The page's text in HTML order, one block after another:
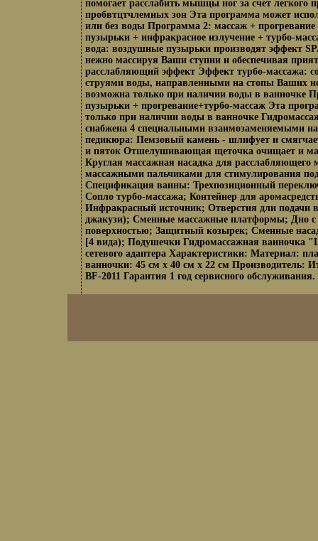
помогает расслабить мышцы ног за счет легкого
пробвтцтчлемных зон Эта программа может
или без воды Программа 2: массаж +
пузырьки + инфракрасное излучение + турбо-
вода: воздушные пузырьки производят эффект
нежно массируя Ваши ступни и обеспечивая
расслабляющий эффект Эффект турбо-массажа:
струями воды, направленными на стопы Ваших
возможна только при наличии воды в ванночке
пузырьки + прогревание+турбо-массаж Эта
только при наличии воды в ванночке
снабжена 4 специальными взаимозаменяемыми
педикюра: Пемзовый камень - шлифует и
и пяток Отшелушивающая щеточка очищает и
Круглая массажная насадка для расслабляющего
массажными пальчиками для стимулирования
Спецификация ванны: Трехпозиционный
Сопло турбо-массажа; Контейнер для
Инфракрасный источник; Отверстия дли подачи
джакузи); Сменные массажные платформы; Дно с
поверхностью; Защитный козырек; Сменные
[4 вида); Подушечки Гидромассажная ванночка
сетевого адаптера Характеристики: Материал:
ванночки: 45 см х 40 см х 22 см Производитель:
BF-2011 Гарантия 1 год сервисного обслуживания.